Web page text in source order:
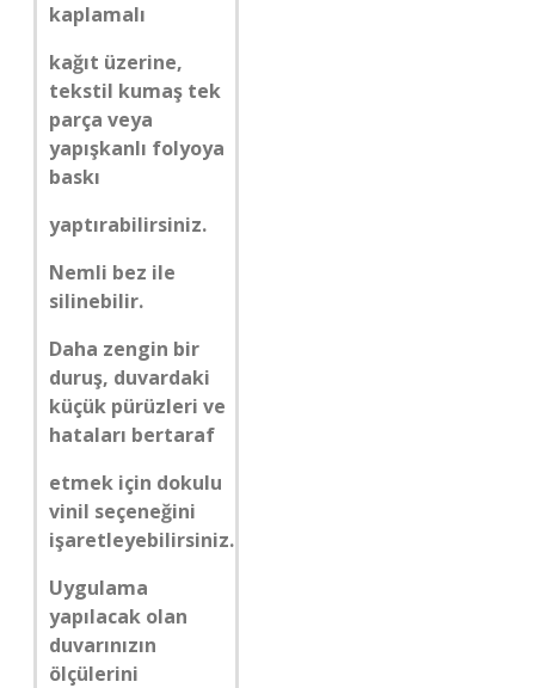
kaplamalı
kağıt üzerine,
tekstil kumaş tek
parça veya
yapışkanlı folyoya
baskı
yaptırabilirsiniz.
Nemli bez ile
silinebilir.
Daha zengin bir
duruş, duvardaki
küçük pürüzleri ve
hataları bertaraf
etmek için dokulu
vinil seçeneğini
işaretleyebilirsiniz.
Uygulama
yapılacak olan
duvarınızın
ölçülerini